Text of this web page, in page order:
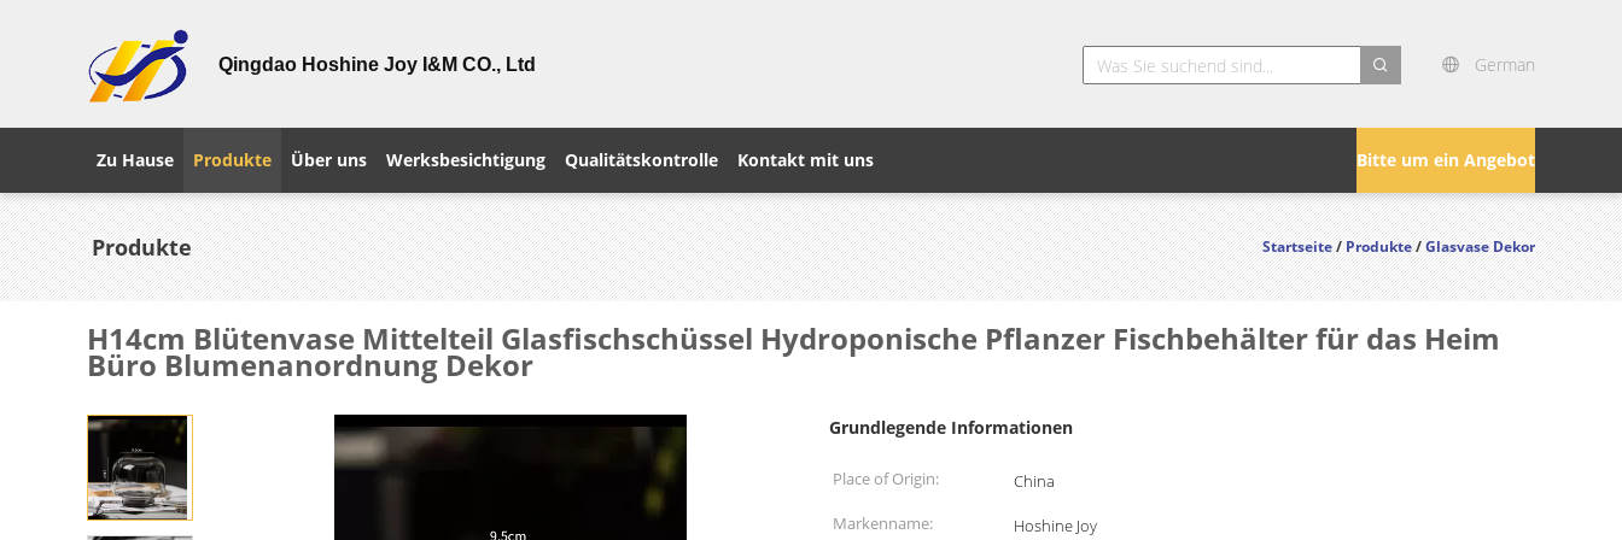
Qingdao Hoshine Joy I&M CO., Ltd German
Bitte um ein Angebot
Zu Hause Produkte Über uns Werksbesichtigung Qualitätskontrolle Kontakt mit uns
Produkte Startseite/Produkte/Glasvase Dekor
H14cm Blütenvase Mittelteil Glasfischschüssel Hydroponische Pflanzer Fischbehälter für das Heim
Büro Blumenanordnung Dekor
Grundlegende Informationen
Place of Origin:
China
Markenname:
Hoshine Joy